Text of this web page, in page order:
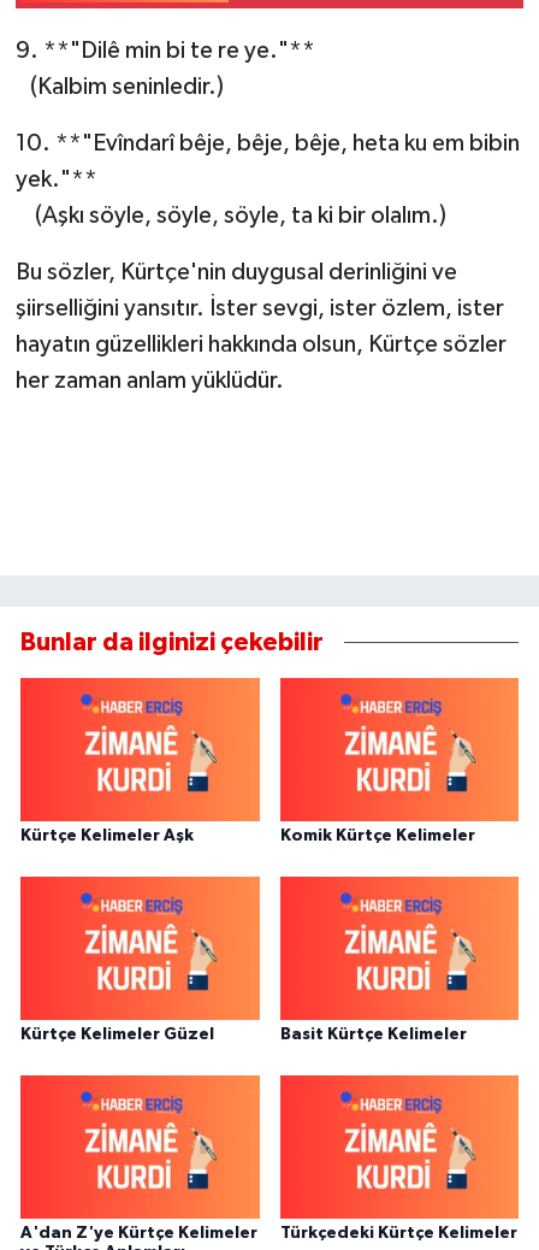
9. **"Dilê min bi te re ye."**
(Kalbim seninledir.)
10. **"Evîndarî bêje, bêje, bêje, heta ku em bibin
yek."**
(Aşkı söyle, söyle, söyle, ta ki bir olalım.)
Bu sözler, Kürtçe'nin duygusal derinliğini ve
şiirselliğini yansıtır. İster sevgi, ister özlem, ister
hayatın güzellikleri hakkında olsun, Kürtçe sözler
her zaman anlam yüklüdür.
Bunlar da ilginizi çekebilir
Kürtçe Kelimeler Aşk Komik Kürtçe Kelimeler
Kürtçe Kelimeler Güzel Basit Kürtçe Kelimeler
A'dan Z'ye Kürtçe Kelimeler
Türkçedeki Kürtçe Kelimeler